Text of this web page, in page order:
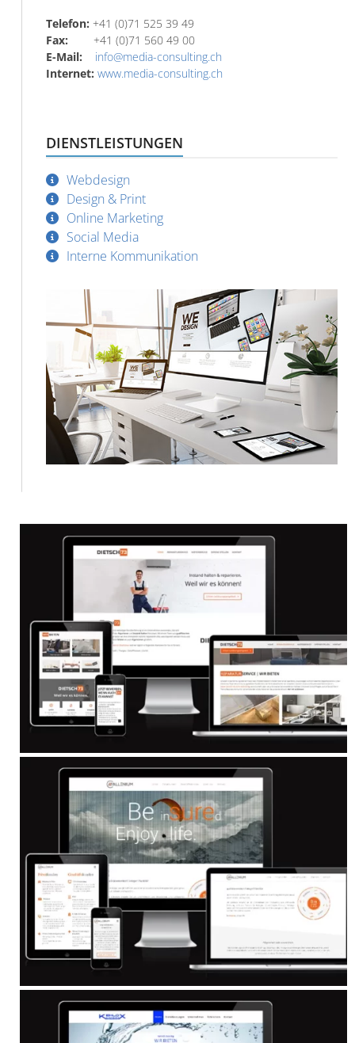
Telefon: +41 (0)71 525 39 49
Fax: +41 (0)71 560 49 00
E-Mail:
info@media-consulting.ch
Internet: www.media-consulting.ch
DIENSTLEISTUNGEN
Webdesign
Design & Print
Online Marketing
Social Media
Interne Kommunikation